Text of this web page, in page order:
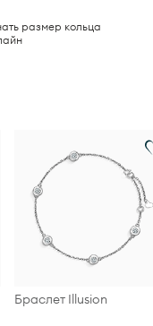
размер кольца
Браслет Illusion